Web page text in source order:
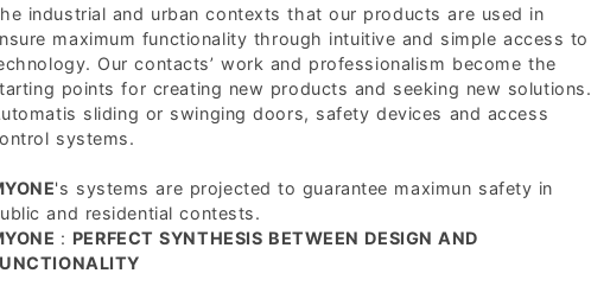
industrial and urban contexts that our products are used in
maximum functionality through intuitive and simple access to
Our contacts’ work and professionalism become the
points for creating new products and seeking new solutions.
sliding or swinging doors, safety devices and access
systems.
's systems are projected to guarantee maximun safety in
and residential contests.
: PERFECT SYNTHESIS BETWEEN DESIGN AND